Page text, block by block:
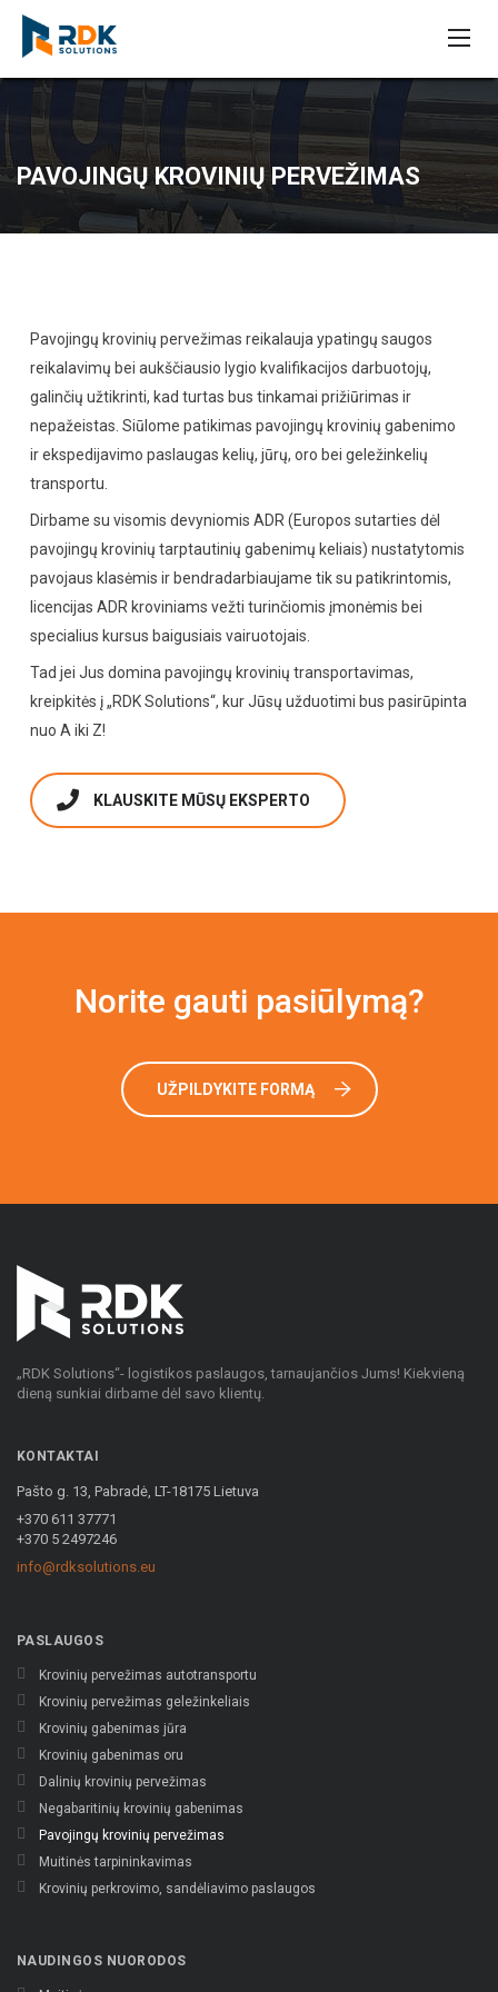
PAVOJINGŲ KROVINIŲ PERVEŽIMAS
Pavojingų krovinių pervežimas reikalauja ypatingų saugos
reikalavimų bei aukščiausio lygio kvalifikacijos darbuotojų,
galinčių užtikrinti, kad turtas bus tinkamai prižiūrimas ir
nepažeistas. Siūlome patikimas pavojingų krovinių gabenimo
ir ekspedijavimo paslaugas kelių, jūrų, oro bei geležinkelių
transportu.
Dirbame su visomis devyniomis ADR (Europos sutarties dėl
pavojingų krovinių tarptautinių gabenimų keliais) nustatytomis
pavojaus klasėmis ir bendradarbiaujame tik su patikrintomis,
licencijas ADR kroviniams vežti turinčiomis įmonėmis bei
specialius kursus baigusiais vairuotojais.
Tad jei Jus domina pavojingų krovinių transportavimas,
kreipkitės į „RDK Solutions“, kur Jūsų užduotimi bus pasirūpinta
nuo A iki Z!
KLAUSKITE MŪSŲ EKSPERTO
Norite gauti pasiūlymą?
UŽPILDYKITE FORMĄ
„RDK Solutions“- logistikos paslaugos, tarnaujančios Jums! Kiekvieną
dieną sunkiai dirbame dėl savo klientų.
KONTAKTAI
Pašto g. 13, Pabradė, LT-18175 Lietuva
+370 611 37771
+370 5 2497246
info@rdksolutions.eu
PASLAUGOS
Krovinių pervežimas autotransportu
Krovinių pervežimas geležinkeliais
Krovinių gabenimas jūra
Krovinių gabenimas oru
Dalinių krovinių pervežimas
Negabaritinių krovinių gabenimas
Pavojingų krovinių pervežimas
Muitinės tarpininkavimas
Krovinių perkrovimo, sandėliavimo paslaugos
NAUDINGOS NUORODOS